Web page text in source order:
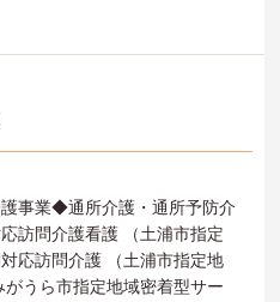
事業◆通所介護・通所予防介
訪問介護看護 （土浦市指定
応訪問介護 （土浦市指定地
うら市指定地域密着型サー